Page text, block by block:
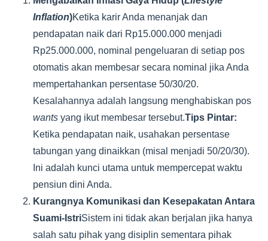
Inflation)Ketika karir Anda menanjak dan
pendapatan naik dari Rp15.000.000 menjadi
Rp25.000.000, nominal pengeluaran di setiap pos
otomatis akan membesar secara nominal jika Anda
mempertahankan persentase 50/30/20.
Kesalahannya adalah langsung menghabiskan pos
wants yang ikut membesar tersebut.Tips Pintar:
Ketika pendapatan naik, usahakan persentase
tabungan yang dinaikkan (misal menjadi 50/20/30).
Ini adalah kunci utama untuk mempercepat waktu
pensiun dini Anda.
Kurangnya Komunikasi dan Kesepakatan Antara
Suami-IstriSistem ini tidak akan berjalan jika hanya
salah satu pihak yang disiplin sementara pihak